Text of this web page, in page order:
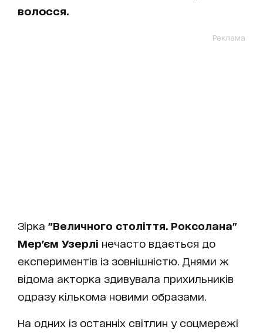
волосся.
Реклама
Зірка "Величного століття. Роксолана"
Мер'єм Узерлі нечасто вдається до
експериментів із зовнішністю. Днями ж
відома акторка здивувала прихильників
одразу кількома новими образами.
На одних із останніх світлин у соцмережі